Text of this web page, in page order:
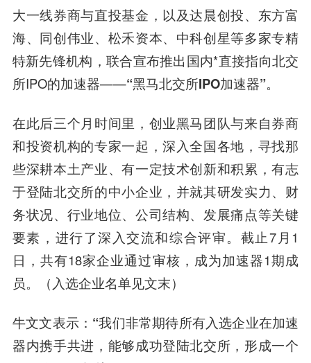
大一线券商与直投基金，以及达晨创投、东方富
海、同创伟业、松禾资本、中科创星等多家专精
特新先锋机构，联合宣布推出国内*直接指向北交
所IPO的加速器——“黑马北交所IPO加速器”。
在此后三个月时间里，创业黑马团队与来自券商
和投资机构的专家一起，深入全国各地，寻找那
些深耕本土产业、有一定技术创新和积累，有志
于登陆北交所的中小企业，并就其研发实力、财
务状况、行业地位、公司结构、发展痛点等关键
要素，进行了深入交流和综合评审。截止7月1
日，共有18家企业通过审核，成为加速器1期成
员。（入选企业名单见文末）
牛文文表示： “我们非常期待所有入选企业在加速
器内携手共进，能够成功登陆北交所，形成一个